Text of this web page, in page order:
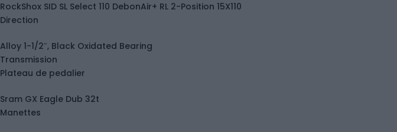
RockShox SID SL Select 110 DebonAir+ RL 2-Position 15X110
Direction
Alloy 1-1/2″, Black Oxidated Bearing
Transmission
Plateau de pedalier
Sram GX Eagle Dub 32t
Manettes